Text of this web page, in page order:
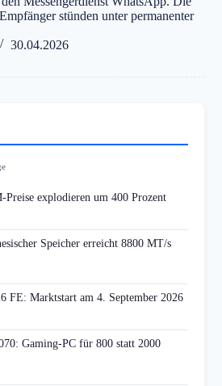
stünden unter permanenter
30.04.2026
Preise explodieren um 400 Prozent
Speicher erreicht 8800 MT/s
FE: Marktstart am 4. September 2026
Gaming-PC für 800 statt 2000